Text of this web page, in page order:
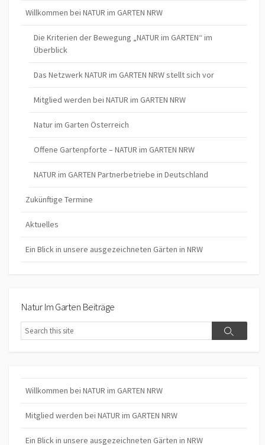
Willkommen bei NATUR im GARTEN NRW
Die Kriterien der Bewegung „NATUR im GARTEN“ im
Überblick
Das Netzwerk NATUR im GARTEN NRW stellt sich vor
Mitglied werden bei NATUR im GARTEN NRW
Natur im Garten Österreich
Offene Gartenpforte – NATUR im GARTEN NRW
NATUR im GARTEN Partnerbetriebe in Deutschland
Zukünftige Termine
Aktuelles
Ein Blick in unsere ausgezeichneten Gärten in NRW
Natur Im Garten Beiträge
Search
Search
Willkommen bei NATUR im GARTEN NRW
Mitglied werden bei NATUR im GARTEN NRW
Ein Blick in unsere ausgezeichneten Gärten in NRW